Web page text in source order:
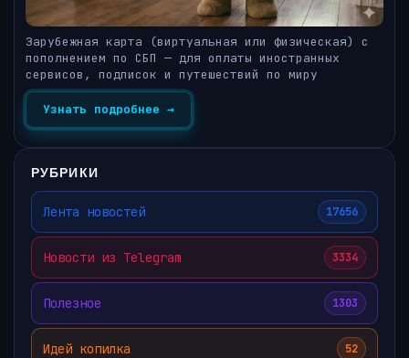
Зарубежная карта (виртуальная или физическая) с
пополнением по СБП — для оплаты иностранных
сервисов, подписок и путешествий по миру
Узнать подробнее →
РУБРИКИ
Лента новостей 17656
Новости из Telegram 3334
Полезное 1303
Идей копилка 52